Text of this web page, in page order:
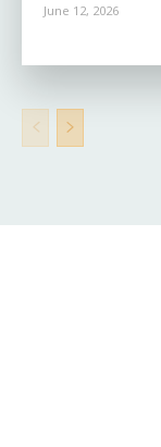
June 12, 2026